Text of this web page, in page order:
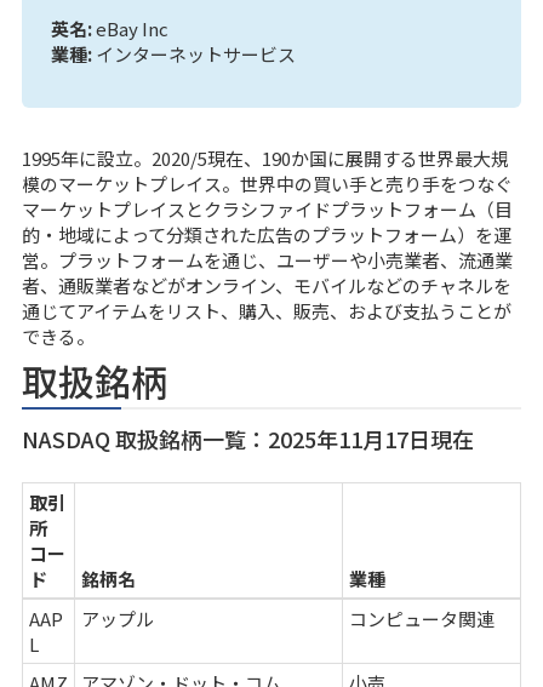
英名:eBay Inc
業種:インターネットサービス
1995年に設立。2020/5現在、190か国に展開する世界最大規
模のマーケットプレイス。世界中の買い手と売り手をつなぐ
マーケットプレイスとクラシファイドプラットフォーム（目
的・地域によって分類された広告のプラットフォーム）を運
営。プラットフォームを通じ、ユーザーや小売業者、流通業
者、通販業者などがオンライン、モバイルなどのチャネルを
通じてアイテムをリスト、購入、販売、および支払うことが
できる。
取扱銘柄
NASDAQ 取扱銘柄一覧：2025年11月17日現在
取引
所
コー
ド
銘柄名
業種
AAP
L
アップル コンピュータ関連